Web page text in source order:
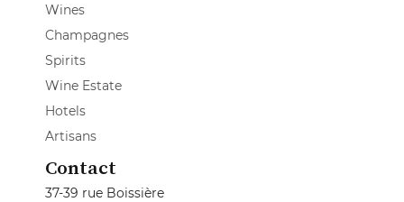
Wines
Champagnes
Spirits
Wine Estate
Hotels
Artisans
Contact
37-39 rue Boissière